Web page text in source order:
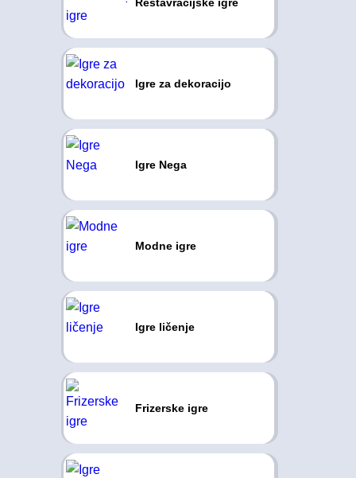
Igre za dekoracijo
Igre Nega
Modne igre
Igre ličenje
Frizerske igre